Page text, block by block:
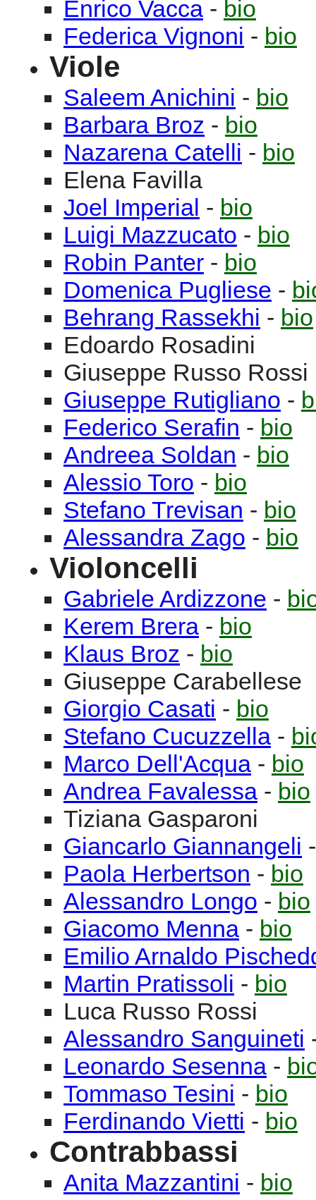
Enrico Vacca - bio
Federica Vignoni - bio
Viole
Saleem Anichini - bio
Barbara Broz - bio
Nazarena Catelli - bio
Elena Favilla
Joel Imperial - bio
Luigi Mazzucato - bio
Robin Panter - bio
Domenica Pugliese -
Behrang Rassekhi - bio
Edoardo Rosadini
Giuseppe Russo Rossi
Giuseppe Rutigliano -
Federico Serafin - bio
Andreea Soldan - bio
Alessio Toro - bio
Stefano Trevisan - bio
Alessandra Zago - bio
Violoncelli
Gabriele Ardizzone -
Kerem Brera - bio
Klaus Broz - bio
Giuseppe Carabellese
Giorgio Casati - bio
Stefano Cucuzzella -
Marco Dell'Acqua - bio
Andrea Favalessa - bio
Tiziana Gasparoni
Giancarlo Giannangeli
Paola Herbertson - bio
Alessandro Longo - bio
Giacomo Menna - bio
Emilio Arnaldo
Martin Pratissoli - bio
Luca Russo Rossi
Alessandro Sanguineti
Leonardo Sesenna -
Tommaso Tesini - bio
Ferdinando Vietti - bio
Contrabbassi
Anita Mazzantini - bio